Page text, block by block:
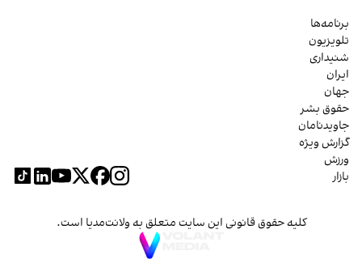
برنامه‌ها
تلویزیون
شنیداری
ایران
جهان
حقوق بشر
جاویدنامان
گزارش ویژه
ورزش
بازار
کلیه حقوق قانونی این سایت متعلق به ولانت‌مدیا است.